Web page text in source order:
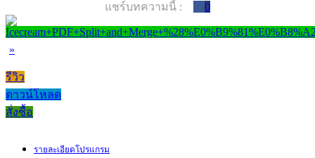
แชร์บทความนี้ : 0
»
รีวิว
ดาวน์โหลด
สั่งซื้อ
รายละเอียดโปรแกรม